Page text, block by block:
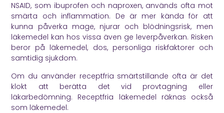
NSAID, som ibuprofen och naproxen, används ofta mot
smärta och inflammation. De är mer kända för att
kunna påverka mage, njurar och blödningsrisk, men
läkemedel kan hos vissa även ge leverpåverkan. Risken
beror på läkemedel, dos, personliga riskfaktorer och
samtidig sjukdom.
Om du använder receptfria smärtstillande ofta är det
klokt att berätta det vid provtagning eller
läkarbedömning. Receptfria läkemedel räknas också
som läkemedel.